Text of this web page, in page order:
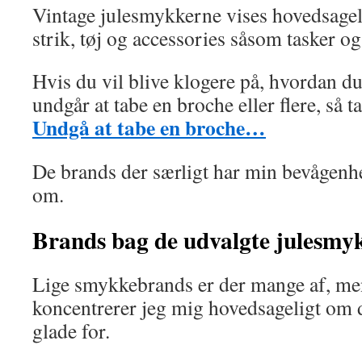
Vintage julesmykkerne vises
strik, tøj og accessories såsom tasker
Hvis du vil blive klogere på, hvordan
undgår at tabe en broche eller flere, så
Undgå at tabe en broche…
De brands der særligt har min
om.
Brands bag de udvalgte
Lige smykkebrands er der mange af,
koncentrerer jeg mig hovedsageligt om
glade for.